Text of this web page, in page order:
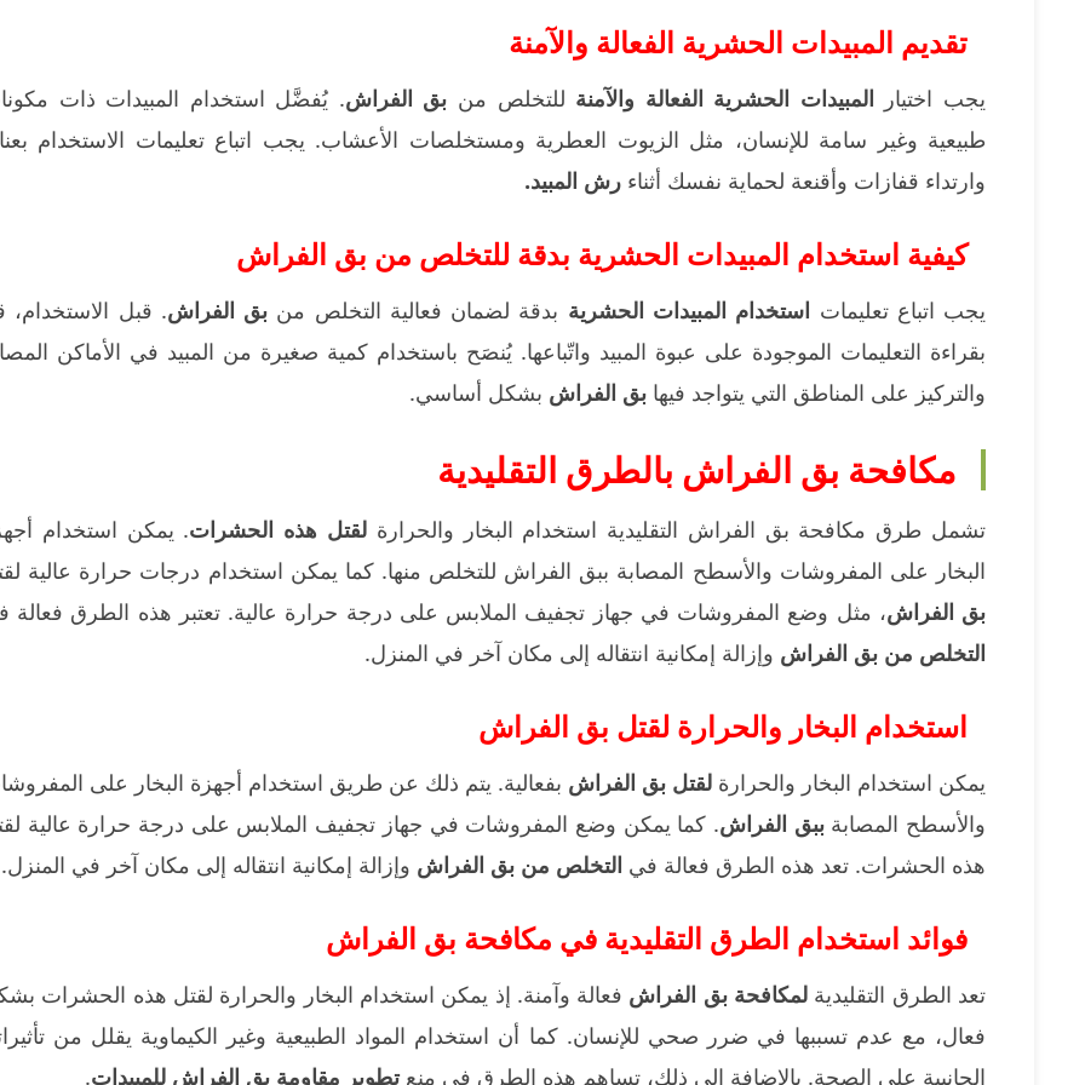
تقديم المبيدات الحشرية الفعالة والآمنة
يجب اختيار المبيدات الحشرية الفعالة والآمنة للتخلص من بق الفراش. يُفضَّل استخدام المبيدات ذات
طبيعية وغير سامة للإنسان، مثل الزيوت العطرية ومستخلصات الأعشاب. يجب اتباع تعليمات الاستخدام
وارتداء قفازات وأقنعة لحماية نفسك أثناء رش المبيد.
كيفية استخدام المبيدات الحشرية بدقة للتخلص من بق الفراش
يجب اتباع تعليمات استخدام المبيدات الحشرية بدقة لضمان فعالية التخلص من بق الفراش. قبل الاستخدام،
بقراءة التعليمات الموجودة على عبوة المبيد واتّباعها. يُنصَح باستخدام كمية صغيرة من المبيد في الأماكن
والتركيز على المناطق التي يتواجد فيها بق الفراش بشكل أساسي.
مكافحة بق الفراش بالطرق التقليدية
تشمل طرق مكافحة بق الفراش التقليدية استخدام البخار والحرارةلقتل هذه الحشرات. يمكن استخدام
البخار على المفروشات والأسطح المصابة ببق الفراش للتخلص منها. كما يمكن استخدام درجات حرارة عالية
بق الفراش، مثل وضع المفروشات في جهاز تجفيف الملابس على درجة حرارة عالية. تعتبر هذه الطرق فعالة
التخلص من بق الفراش وإزالة إمكانية انتقاله إلى مكان آخر في المنزل.
استخدام البخار والحرارة لقتل بق الفراش
يمكن استخدام البخار والحرارة لقتل بق الفراش بفعالية. يتم ذلك عن طريق استخدام أجهزة البخار على
والأسطح المصابةببق الفراش. كما يمكن وضع المفروشات في جهاز تجفيف الملابس على درجة حرارة عالية
هذه الحشرات. تعد هذه الطرق فعالة في التخلص من بق الفراش وإزالة إمكانية انتقاله إلى مكان آخر في المنزل.
فوائد استخدام الطرق التقليدية في مكافحة بق الفراش
تعد الطرق التقليدية لمكافحة بق الفراش فعالة وآمنة. إذ يمكن استخدام البخار والحرارة لقتل هذه الحشرات
فعال، مع عدم تسببها في ضرر صحي للإنسان. كما أن استخدام المواد الطبيعية وغير الكيماوية يقلل من
الجانبية على الصحة. بالإضافة إلى ذلك، تساهم هذه الطرق في منعتطوير مقاومة بق الفراش للمبيدات.